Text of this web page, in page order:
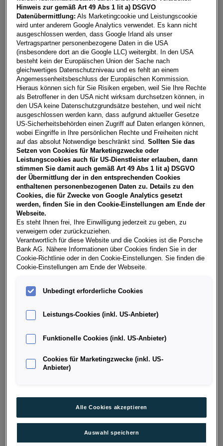
Fahrzeug & Finanzierung
Golf Rabbit TDI
8750 Judenburg, Steiermark
Erstzulassung
07/2026 115 PS (85 kW)
Kilometerstand
202 km Diesel
Fahrzeug & Finanzierung
Hinweis zur gemäß Art 49 Abs 1 lit a) DSGVO
Datenübermittlung: Als Marketingcookie und Leistungscookie
wird unter anderem Google Analytics verwendet. Es kann nicht
ausgeschlossen werden, dass Google Irland als unser
Vertragspartner personenbezogene Daten in die USA
(insbesondere dort an die Google LLC) weitergibt. In den USA
besteht kein der Europäischen Union der Sache nach
gleichwertiges Datenschutzniveau und es fehlt an einem
Angemessenheitsbeschluss der Europäischen Kommission.
Hieraus können sich für Sie Risiken ergeben, weil Sie Ihre Rechte
als Betroffener in den USA nicht wirksam durchsetzen können, in
den USA keine Datenschutzgrundsätze bestehen, und weil nicht
ausgeschlossen werden kann, dass aufgrund aktueller Gesetze
US-Sicherheitsbehörden einen Zugriff auf Daten erlangen können,
wobei Eingriffe in Ihre persönlichen Rechte und Freiheiten nicht
auf das absolut Notwendige beschränkt sind.Sollten Sie das
Setzen von Cookies für Marketingzwecke oder
Leistungscookies auch für US-Dienstleister erlauben, dann
stimmen Sie damit auch gemäß Art 49 Abs 1 lit a) DSGVO
der Übermittlung der in den entsprechenden Cookies
enthaltenen personenbezogenen Daten zu. Details zu den
Cookies, die für Zwecke von Google Analytics gesetzt
werden, finden Sie in den Cookie-Einstellungen am Ende der
Webseite.
Es steht Ihnen frei, Ihre Einwilligung jederzeit zu geben, zu
verweigern oder zurückzuziehen.
Verantwortlich für diese Website und die Cookies ist die Porsche
Bank AG. Nähere Informationen über Cookies finden Sie in der
Cookie-Richtlinie oder in den Cookie-Einstellungen. Sie finden die
Cookie-Einstellungen am Ende der Webseite.
Unbedingt erforderliche Cookies
Leistungs-Cookies (inkl. US-Anbieter)
Funktionelle Cookies (inkl. US-Anbieter)
Cookies für Marketingzwecke (inkl. US-
Anbieter)
Alle Cookies akzeptieren
Auswahl speichern